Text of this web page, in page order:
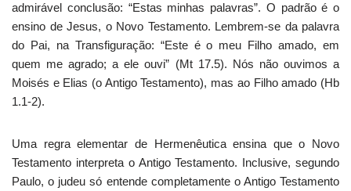
admirável conclusão: “Estas minhas palavras”. O padrão é o
ensino de Jesus, o Novo Testamento. Lembrem-se da palavra
do Pai, na Transfiguração: “Este é o meu Filho amado, em
quem me agrado; a ele ouvi” (Mt 17.5). Nós não ouvimos a
Moisés e Elias (o Antigo Testamento), mas ao Filho amado (Hb
1.1-2).
Uma regra elementar de Hermenêutica ensina que o Novo
Testamento interpreta o Antigo Testamento. Inclusive, segundo
Paulo, o judeu só entende completamente o Antigo Testamento